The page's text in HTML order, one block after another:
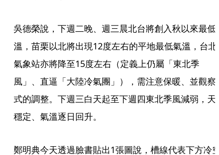
吳德榮說，下週二晚、週三晨北台將創入秋以來最低
溫，苗栗以北將出現12度左右的平地最低氣溫，台北
氣象站亦將降至15度左右（定義上仍屬「東北季
風」、直逼「大陸冷氣團」），需注意保暖、並觀察
式的調整。下週三白天起至下週四東北季風減弱，天
穩定、氣溫逐日回升。
鄭明典今天透過臉書貼出1張圖說，槽線代表下方冷